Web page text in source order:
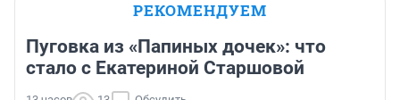
РЕКОМЕНДУЕМ
Пуговка из «Папиных дочек»: что
стало с Екатериной Старшовой